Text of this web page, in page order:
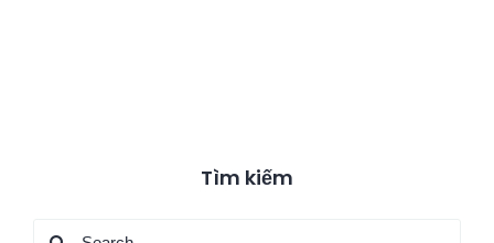
Tìm kiếm
Search